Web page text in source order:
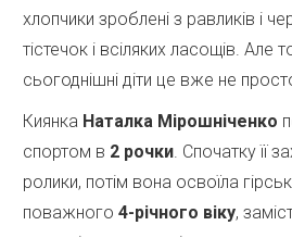
хлопчики зроблені з равликів і
тістечок і всіляких ласощів. Але
сьогоднішні діти це вже не
Киянка Наталка Мірошніченко
спортом в 2 рочки. Спочатку її
ролики, потім вона освоїла
поважного 4-річного віку,